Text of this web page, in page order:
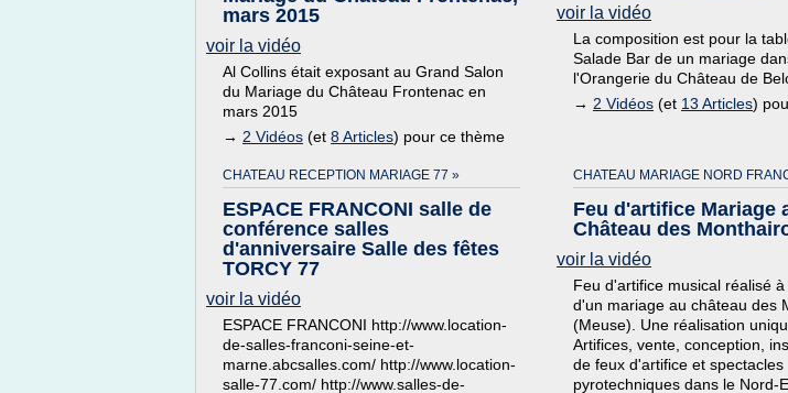
mars 2015
voir la vidéo
Al Collins était exposant au Grand Salon
du Mariage du Château Frontenac en
mars 2015
→ 2 Vidéos (et 8 Articles) pour ce thème
voir la vidéo
La composition est pour la
Salade Bar de un mariage
l'Orangerie du Château de
→ 2 Vidéos (et 13 Articles)
CHATEAU RECEPTION MARIAGE 77 »
ESPACE FRANCONI salle de
conférence salles
d'anniversaire Salle des fêtes
TORCY 77
voir la vidéo
ESPACE FRANCONI http://www.location-
de-salles-franconi-seine-et-
marne.abcsalles.com/ http://www.location-
salle-77.com/ http://www.salles-de-
CHATEAU MARIAGE NORD
Feu d'artifice Mariage
Château des
voir la vidéo
Feu d'artifice musical réalisé
d'un mariage au château des
(Meuse). Une réalisation
Artifices, vente, conception,
de feux d'artifice et spectacles
pyrotechniques dans le Nord-